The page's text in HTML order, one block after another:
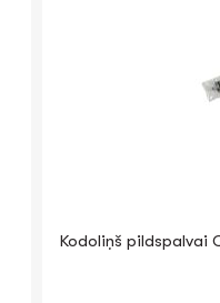
Kodoliņš pildspalvai